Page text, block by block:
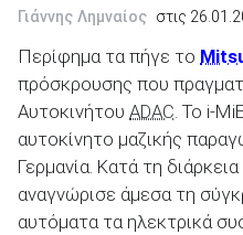
Καινούρια
Γιάννης Λημναίος στις
Περίφημα τα πήγε το
πρόσκρουσης που
Αυτοκινήτου ADAC . Το i-
αυτοκίνητο μαζικής
Γερμανία. Κατά τη
αναγνώρισε άμεσα τη
αυτόματα τα ηλεκτρικά